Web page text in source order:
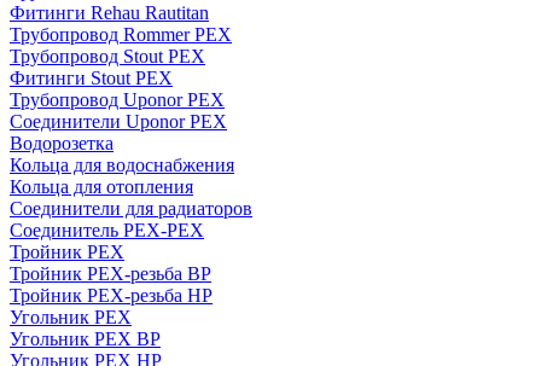
Фитинги Rehau Rautitan
Трубопровод Rommer PEX
Трубопровод Stout PEX
Фитинги Stout PEX
Трубопровод Uponor PEX
Соединители Uponor PEX
Водорозетка
Кольца для водоснабжения
Кольца для отопления
Соединители для радиаторов
Соединитель PEX-PEX
Тройник PEX
Тройник PEX-резьба ВР
Тройник PEX-резьба НР
Угольник PEX
Угольник PEX ВР
Угольник PEX НР